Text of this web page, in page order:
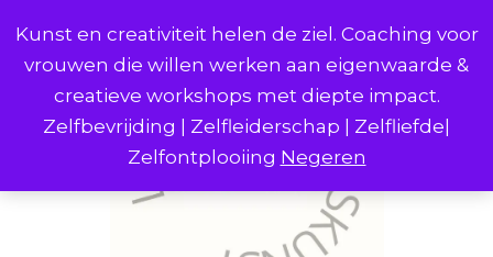
Kunst en creativiteit helen de ziel. Coaching voor
vrouwen die willen werken aan eigenwaarde &
creatieve workshops met diepte impact.
Zelfbevrijding | Zelfleiderschap | Zelfliefde|
Zelfontplooiing Negeren